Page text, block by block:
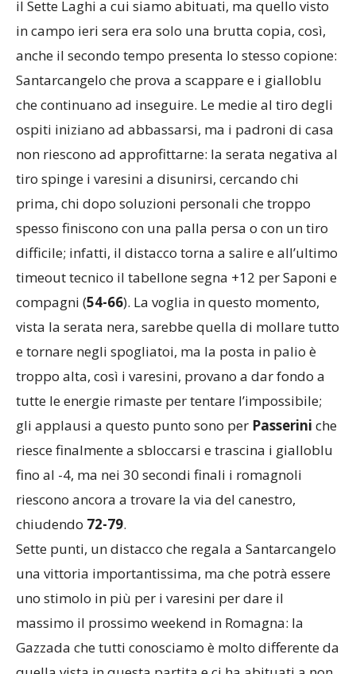
il Sette Laghi a cui siamo abituati, ma quello visto
in campo ieri sera era solo una brutta copia, così,
anche il secondo tempo presenta lo stesso copione:
Santarcangelo che prova a scappare e i gialloblu
che continuano ad inseguire. Le medie al tiro degli
ospiti iniziano ad abbassarsi, ma i padroni di casa
non riescono ad approfittarne: la serata negativa al
tiro spinge i varesini a disunirsi, cercando chi
prima, chi dopo soluzioni personali che troppo
spesso finiscono con una palla persa o con un tiro
difficile; infatti, il distacco torna a salire e all’ultimo
timeout tecnico il tabellone segna +12 per Saponi e
compagni (54-66). La voglia in questo momento,
vista la serata nera, sarebbe quella di mollare tutto
e tornare negli spogliatoi, ma la posta in palio è
troppo alta, così i varesini, provano a dar fondo a
tutte le energie rimaste per tentare l’impossibile;
gli applausi a questo punto sono per Passerini che
riesce finalmente a sbloccarsi e trascina i gialloblu
fino al -4, ma nei 30 secondi finali i romagnoli
riescono ancora a trovare la via del canestro,
chiudendo 72-79.
Sette punti, un distacco che regala a Santarcangelo
una vittoria importantissima, ma che potrà essere
uno stimolo in più per i varesini per dare il
massimo il prossimo weekend in Romagna: la
Gazzada che tutti conosciamo è molto differente da